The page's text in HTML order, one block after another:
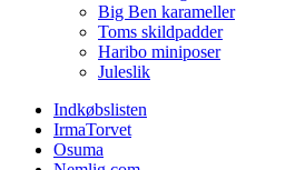
Big Ben karameller
Toms skildpadder
Haribo miniposer
Juleslik
Indkøbslisten
IrmaTorvet
Osuma